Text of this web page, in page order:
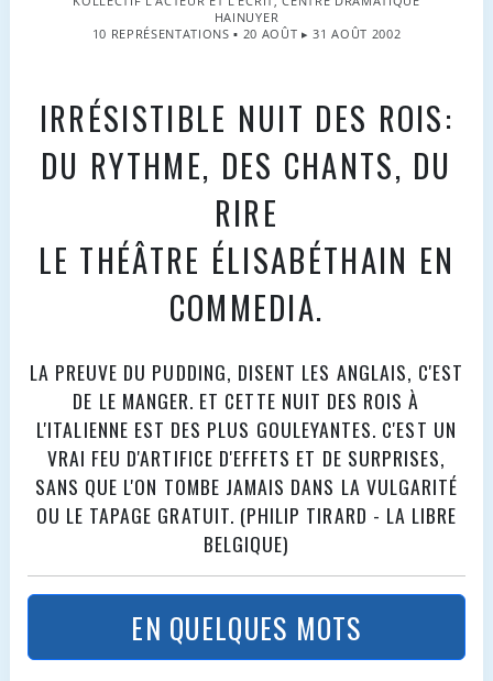
HAINUYER
10 REPRÉSENTATIONS ▪ 20 AOÛT ▸ 31 AOÛT 2002
IRRÉSISTIBLE NUIT DES ROIS:
DU RYTHME, DES CHANTS, DU
RIRE
LE THÉÂTRE ÉLISABÉTHAIN EN
COMMEDIA.
LA PREUVE DU PUDDING, DISENT LES ANGLAIS, C'EST
DE LE MANGER. ET CETTE NUIT DES ROIS À
L'ITALIENNE EST DES PLUS GOULEYANTES. C'EST UN
VRAI FEU D'ARTIFICE D'EFFETS ET DE SURPRISES,
SANS QUE L'ON TOMBE JAMAIS DANS LA VULGARITÉ
OU LE TAPAGE GRATUIT. (PHILIP TIRARD - LA LIBRE
BELGIQUE)
EN QUELQUES MOTS